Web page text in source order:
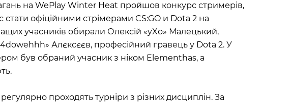
на WePlay Winter Heat пройшов конкурс стримерів,
офіційними стрімерами CS:GO и Dota 2 на
учасників обирали Олексій «yXo» Малецький,
Алєксєєв, професійний гравець у Dota 2. У
був обраний учасник з ніком Elementhas, а
проходять турніри з різних дисциплін. За